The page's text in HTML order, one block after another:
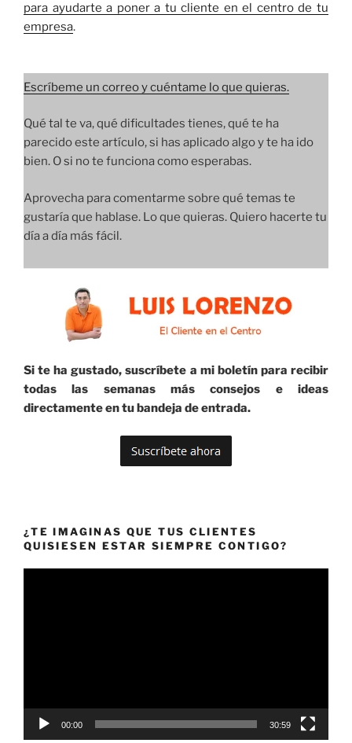
para ayudarte a poner a tu cliente en el centro de tu
empresa.
Escríbeme un correo y cuéntame lo que quieras.
Qué tal te va, qué dificultades tienes, qué te ha
parecido este artículo, si has aplicado algo y te ha ido
bien. O si no te funciona como esperabas.
Aprovecha para comentarme sobre qué temas te
gustaría que hablase. Lo que quieras. Quiero hacerte tu
día a día más fácil.
Si te ha gustado, suscríbete a mi boletín para recibir
todas las semanas más consejos e ideas
directamente en tu bandeja de entrada.
¿TE IMAGINAS QUE TUS CLIENTES
QUISIESEN ESTAR SIEMPRE CONTIGO?
00:00 30:59